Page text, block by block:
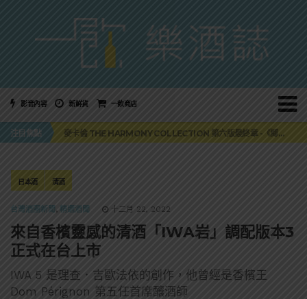
影音內容 新鮮貨 一飲商店
注目焦點
美國正式恢復蘇格蘭威士忌零關稅！烈酒產業再次迎來重磅利多
麥卡倫 THE HARMONY COLLECTION 第六版最終章 -《椰風煖韻》
角嗨尬炸物X爽快這一步，角瓶攜手頂呱呱 全新套餐限時登場
美國正式恢復蘇格蘭威士忌零關稅！烈酒產業再次迎來重磅利多
日本酒 清酒
台灣酒圈新聞 , 精選酒聞 十二月 22, 2022
來自香檳靈感的清酒「IWA岩」調配版本3
正式在台上市
IWA 5 是理查．吉歐法依的創作，他曾經是香檳王
Dom Pérignon 第五任首席釀酒師